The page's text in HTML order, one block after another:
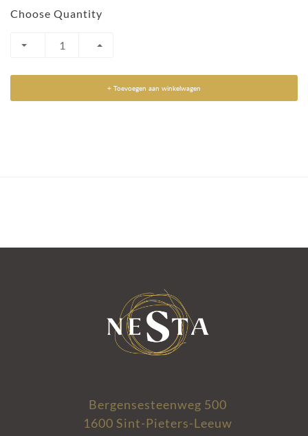
Choose Quantity
+ Toevoegen aan winkelwagen
Bergensesteenweg 500
1600 Sint-Pieters-Leeuw